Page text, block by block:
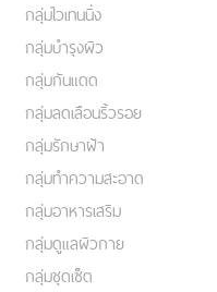
กลุ่มไวเทนนิ่ง
กลุ่มบำรุงผิว
กลุ่มกันแดด
กลุ่มลดเลือนริ้วรอย
กลุ่มรักษาฝ้า
กลุ่มทำความสะอาด
กลุ่มอาหารเสริม
กลุ่มดูแลผิวกาย
กลุ่มชุดเซ็ต